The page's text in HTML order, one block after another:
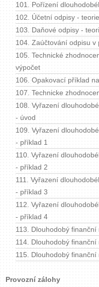
101. Pořízení
102. Účetní odpisy - teorie
103. Daňové odpisy -
104. Zaúčtování odpisu v
105. Technické
výpočet
106. Opakovací příklad
107. Technicke
108. Vyřazení
- úvod
109. Vyřazení
- příklad 1
110. Vyřazení
- příklad 2
111. Vyřazení
- příklad 3
112. Vyřazení
- příklad 4
113. Dlouhodobý finanční
114. Dlouhodobý
115. Dlouhodobý
Provozní zálohy